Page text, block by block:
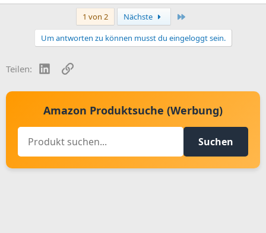
1 von 2 Nächste
Um antworten zu können musst du eingeloggt sein.
Teilen: LinkedInLink
Amazon Produktsuche (Werbung)
Suchen